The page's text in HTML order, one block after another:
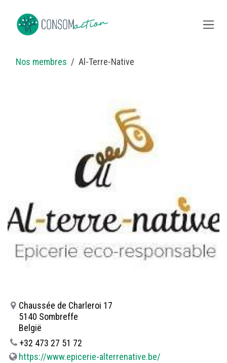
Nos membres Al-Terre-Native
Chaussée de Charleroi 17
5140 Sombreffe
België
+32 473 27 51 72
https://www.epicerie-alterrenative.be/